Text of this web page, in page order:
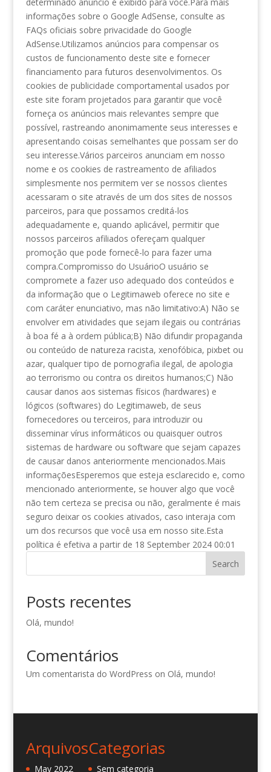
informações sobre o Google AdSense, consulte as
FAQs oficiais sobre privacidade do Google
AdSense.Utilizamos anúncios para compensar os
custos de funcionamento deste site e fornecer
financiamento para futuros desenvolvimentos. Os
cookies de publicidade comportamental usados ​​por
este site foram projetados para garantir que você
forneça os anúncios mais relevantes sempre que
possível, rastreando anonimamente seus interesses e
apresentando coisas semelhantes que possam ser do
seu interesse.Vários parceiros anunciam em nosso
nome e os cookies de rastreamento de afiliados
simplesmente nos permitem ver se nossos clientes
acessaram o site através de um dos sites de nossos
parceiros, para que possamos creditá-los
adequadamente e, quando aplicável, permitir que
nossos parceiros afiliados ofereçam qualquer
promoção que pode fornecê-lo para fazer uma
compra.Compromisso do UsuárioO usuário se
compromete a fazer uso adequado dos conteúdos e
da informação que o Legitimaweb oferece no site e
com caráter enunciativo, mas não limitativo:A) Não se
envolver em atividades que sejam ilegais ou contrárias
à boa fé a à ordem pública;B) Não difundir propaganda
ou conteúdo de natureza racista, xenofóbica, pixbet ou
azar, qualquer tipo de pornografia ilegal, de apologia
ao terrorismo ou contra os direitos humanos;C) Não
causar danos aos sistemas físicos (hardwares) e
lógicos (softwares) do Legitimaweb, de seus
fornecedores ou terceiros, para introduzir ou
disseminar vírus informáticos ou quaisquer outros
sistemas de hardware ou software que sejam capazes
de causar danos anteriormente mencionados.Mais
informaçõesEsperemos que esteja esclarecido e, como
mencionado anteriormente, se houver algo que você
não tem certeza se precisa ou não, geralmente é mais
seguro deixar os cookies ativados, caso interaja com
um dos recursos que você usa em nosso site.Esta
política é efetiva a partir de 18 September 2024 00:01
Search
Posts recentes
Olá, mundo!
Comentários
Um comentarista do WordPress on Olá, mundo!
Arquivos
May 2022
Categorias
Sem categoria